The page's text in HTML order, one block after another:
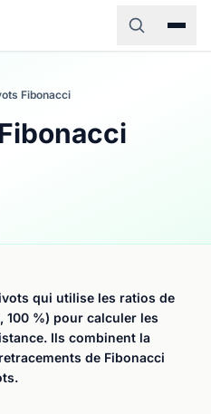
Fibonacci
qui utilise les ratios de
100 %) pour calculer les
Ils combinent la
de Fibonacci